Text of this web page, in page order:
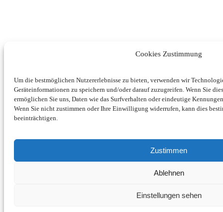
Cookies Zustimmung
Um die bestmöglichen Nutzererlebnisse zu bieten, verwenden wir
Geräteinformationen zu speichern und/oder darauf zuzugreifen. Wenn Sie
ermöglichen Sie uns, Daten wie das Surfverhalten oder eindeutige
Wenn Sie nicht zustimmen oder Ihre Einwilligung widerrufen, kann dies
beeinträchtigen.
Zustimmen
Ablehnen
Einstellungen sehen